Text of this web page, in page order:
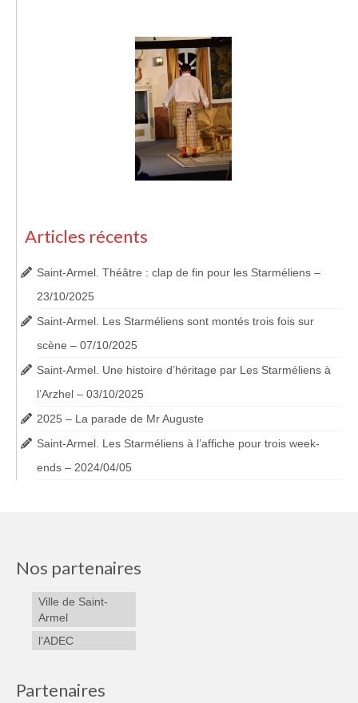
Articles récents
Saint-Armel. Théâtre : clap de fin pour les Starméliens –
23/10/2025
Saint-Armel. Les Starméliens sont montés trois fois sur
scène – 07/10/2025
Saint-Armel. Une histoire d’héritage par Les Starméliens à
l’Arzhel – 03/10/2025
2025 – La parade de Mr Auguste
Saint-Armel. Les Starméliens à l’affiche pour trois week-
ends – 2024/04/05
Nos partenaires
Ville de Saint-
Armel
l’ADEC
Partenaires